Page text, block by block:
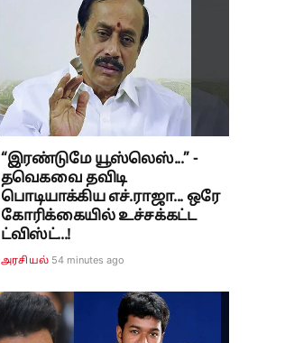
“இரண்டுமே யூஸ்லெஸ்...” -
தவெகவை தவிடி
பொடியாக்கிய எச்.ராஜா... ஒரே
கோரிக்கையில் உச்சக்கட்ட
ட்விஸ்ட்...!
அரசியல் 54 minutes ago